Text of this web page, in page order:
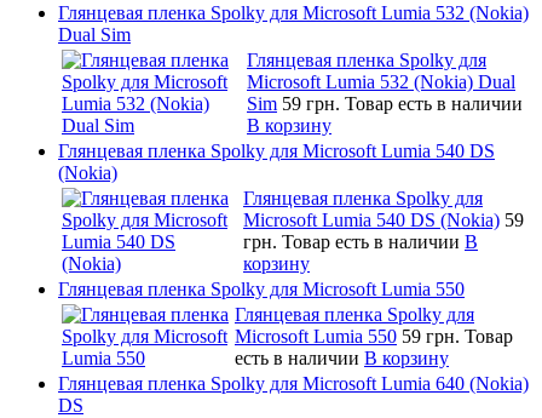
Глянцевая пленка Spolky для Microsoft Lumia 532 (Nokia)
Dual Sim
Глянцевая пленка Spolky для
Microsoft Lumia 532 (Nokia) Dual
Sim 59 грн. Товар есть в наличии
В корзину
Глянцевая пленка Spolky для Microsoft Lumia 540 DS
(Nokia)
Глянцевая пленка Spolky для
Microsoft Lumia 540 DS (Nokia) 59
грн. Товар есть в наличии В
корзину
Глянцевая пленка Spolky для Microsoft Lumia 550
Глянцевая пленка Spolky для
Microsoft Lumia 550 59 грн. Товар
есть в наличии В корзину
Глянцевая пленка Spolky для Microsoft Lumia 640 (Nokia)
DS